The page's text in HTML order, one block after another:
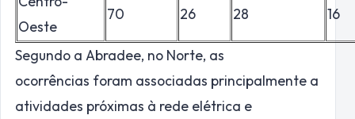
Oeste
70 26 28 16
Segundo a Abradee, no Norte, as
ocorrências foram associadas principalmente a
atividades próximas à rede elétrica e